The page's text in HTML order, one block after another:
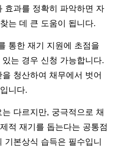
효과를 정확히 파악하면 자
는 데 큰 도움이 됩니다.
통한 재기 지원에 초점을
는 경우 신청 가능합니다.
청산하여 채무에서 벗어
니다.
다르지만, 궁극적으로 채
적 재기를 돕는다는 공통점
기본상식 습득은 필수입니